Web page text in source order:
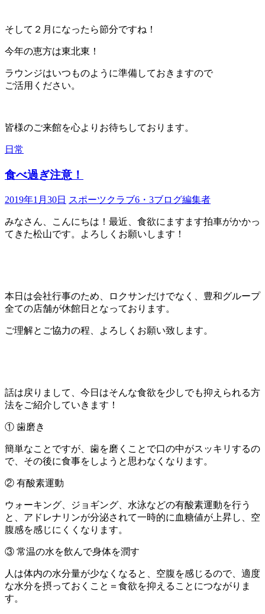
そして２月になったら節分ですね！
今年の恵方は東北東！
ラウンジはいつものように準備しておきますので
ご活用ください。
皆様のご来館を心よりお待ちしております。
日常
食べ過ぎ注意！
2019年1月30日 スポーツクラブ6・3ブログ編集者
みなさん、こんにちは！最近、食欲にますます拍車がかかっ
てきた松山です。よろしくお願いします！
本日は会社行事のため、ロクサンだけでなく、豊和グループ
全ての店舗が休館日となっております。
ご理解とご協力の程、よろしくお願い致します。
話は戻りまして、今日はそんな食欲を少しでも抑えられる方
法をご紹介していきます！
① 歯磨き
簡単なことですが、歯を磨くことで口の中がスッキリするの
で、その後に食事をしようと思わなくなります。
② 有酸素運動
ウォーキング、ジョギング、水泳などの有酸素運動を行う
と、アドレナリンが分泌されて一時的に血糖値が上昇し、空
腹感を感じにくくなります。
③ 常温の水を飲んで身体を潤す
人は体内の水分量が少なくなると、空腹を感じるので、適度
な水分を摂っておくこと＝食欲を抑えることにつながりま
す。